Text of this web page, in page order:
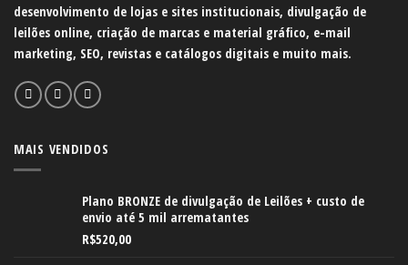
desenvolvimento de lojas e sites institucionais, divulgação de
leilões online, criação de marcas e material gráfico, e-mail
marketing, SEO, revistas e catálogos digitais e muito mais.
MAIS VENDIDOS
Plano BRONZE de divulgação de Leilões + custo de
envio até 5 mil arrematantes
R$520,00